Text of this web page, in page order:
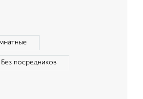
Без посредников